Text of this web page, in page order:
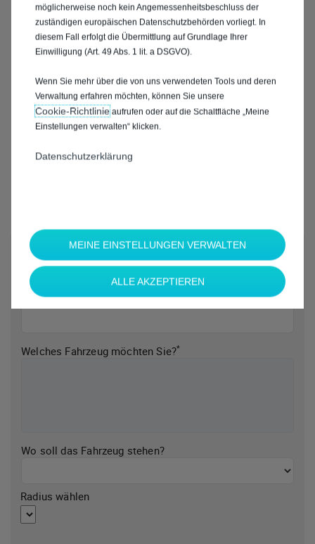
Welche Marke möchten Sie?*
Welches Fahrzeug möchten Sie?*
Wo soll das Fahrzeug stehen?
Radius wählen
möglicherweise noch kein Angemessenheitsbeschluss der
zuständigen europäischen Datenschutzbehörden vorliegt. In
diesem Fall erfolgt die Übermittlung auf Grundlage Ihrer
Einwilligung (Art. 49 Abs. 1 lit. a DSGVO).
Wenn Sie mehr über die von uns verwendeten Tools und deren
Verwaltung erfahren möchten, können Sie unsere
Cookie‑Richtlinieaufrufen oder auf die Schaltfläche „Meine
Einstellungen verwalten“ klicken.
Datenschutzerklärung
MEINE EINSTELLUNGEN VERWALTEN
ALLE AKZEPTIEREN